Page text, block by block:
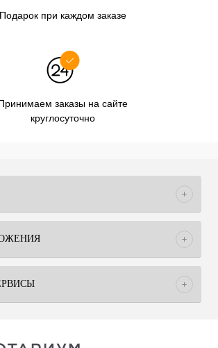
Подарок при каждом заказе
заказы на сайте
круглосуточно